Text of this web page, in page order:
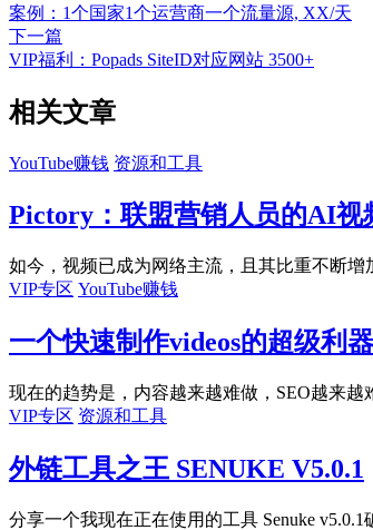
案例：1个国家1个运营商一个流量源, XX/天
下一篇
VIP福利：Popads SiteID对应网站 3500+
相关文章
YouTube赚钱 资源和工具
Pictory：联盟营销人员的AI视
如今，视频已成为网络主流，且其比重不断增
VIP专区 YouTube赚钱
一个快速制作videos的超级利
现在的趋势是，内容越来越难做，SEO越来越
VIP专区 资源和工具
外链工具之王 SENUKE V5.0.1
分享一个我现在正在使用的工具 Senuke v5.0.1